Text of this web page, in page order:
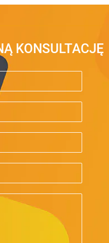
KONSULTACJĘ